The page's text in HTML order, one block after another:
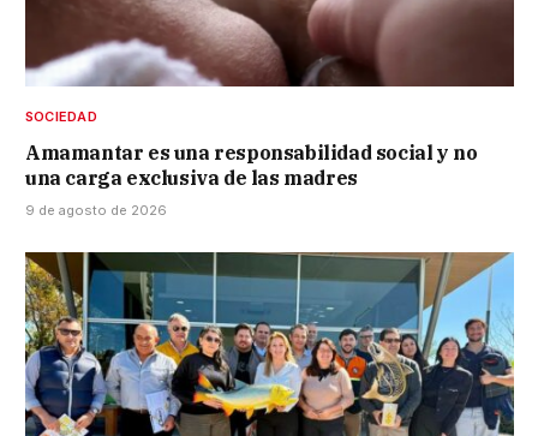
SOCIEDAD
Amamantar es una responsabilidad social y no
una carga exclusiva de las madres
9 de agosto de 2026